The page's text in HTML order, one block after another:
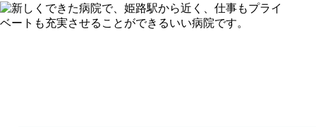
医師募集について